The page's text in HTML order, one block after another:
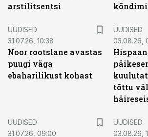
arstilitsentsi
UUDISED
31.07.26, 10:38
Noor rootslane avastas
puugi väga
ebaharilikust kohast
UUDISED
03.08.26,
tõttu
UUDISED
31.07.26, 09:00
UUDISED
03.08.26,